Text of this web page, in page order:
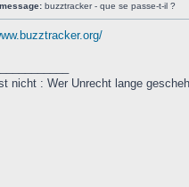
buzztracker - que se passe-t-il ?
nicht : Wer Unrecht lange